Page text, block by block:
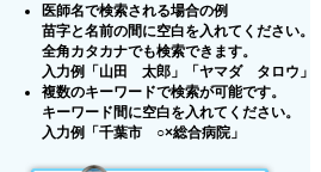
医師名で検索される場合の例
苗字と名前の間に空白を入れてください。
全角カタカナでも検索できます。
入力例「山田 太郎」「ヤマダ タロウ」
複数のキーワードで検索が可能です。
キーワード間に空白を入れてください。
入力例「千葉市 ○×総合病院」